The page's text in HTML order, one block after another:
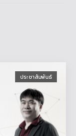
ประชาสัมพันธ์